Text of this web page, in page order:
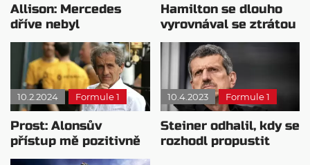
Allison: Mercedes
dříve nebyl
dostatečně
sebekritický
Hamilton se dlouho
vyrovnával se ztrátou
titulu v 2021
10.2.2024 Formule 1
Prost: Alonsův
přístup mě pozitivně
překvapil
10.4.2023 Formule 1
Steiner odhalil, kdy se
rozhodl propustit